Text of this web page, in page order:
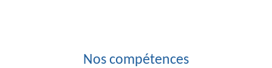
Nos compétences